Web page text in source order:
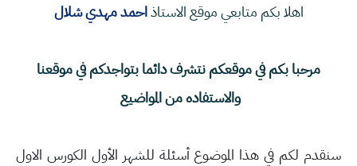
اهلا بكم متابعي موقع الاستاذاحمد مهدي شلال
مرحبا بكم في موقعكم نتشرف دائما بتواجدكم في موقعنا
والاستفاده من المواضيع
سنقدم لكم في هذا الموضوعأسئلة للشهر الأول الكورس الاول